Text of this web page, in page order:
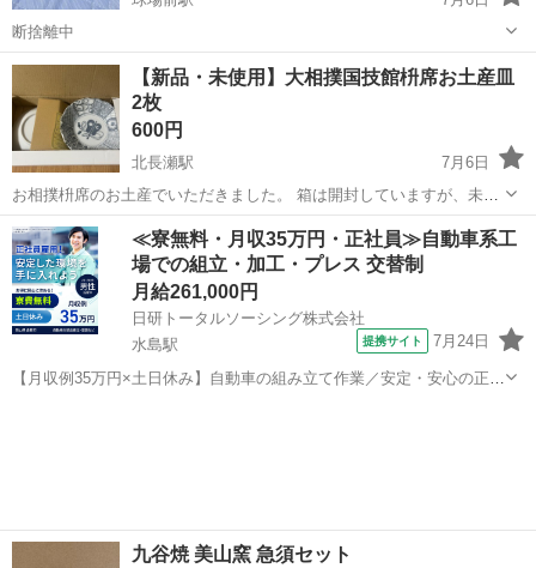
断捨離中
岡山 倉敷市 球場前駅 食器
【新品・未使用】大相撲国技館枡席お土産皿
2枚
600円
北長瀬駅
7月6日
お相撲枡席のお土産でいただきました。 箱は開封していますが、未使
用のお皿です。 外箱には傷や汚れがあります。商品状態は写真でご確
認ください。 相撲デザイン 陶器皿 約16.5㎝×深さ約4㎝ ※未使用品で
す...
岡山 岡山市 北長瀬駅 食器
≪寮無料・月収35万円・正社員≫自動車系工
場での組立・加工・プレス 交替制
月給261,000円
日研トータルソーシング株式会社
水島駅
提携サイト 7月24日
【月収例35万円×土日休み】自動車の組み立て作業／安定・安心の正社
九谷焼 美山窯 急須セット